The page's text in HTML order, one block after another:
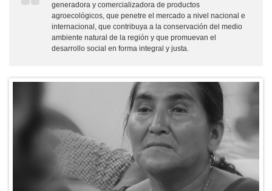
generadora y comercializadora de productos
agroecológicos, que penetre el mercado a nivel nacional e
internacional, que contribuya a la conservación del medio
ambiente natural de la región y que promuevan el
desarrollo social en forma integral y justa.